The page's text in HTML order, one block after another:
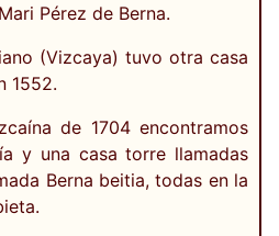
Pérez de Berna.
(Vizcaya) tuvo otra casa
1552.
de 1704 encontramos
y una casa torre llamadas
Berna beitia, todas en la